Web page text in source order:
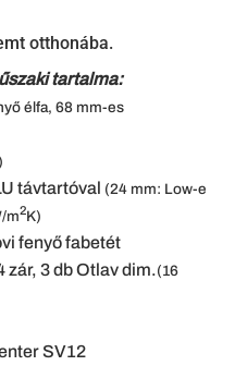
otthonába.
tartalma:
élfa, 68 mm-es
távtartóval (24 mm: Low-e
m2K)
fenyő fabetét
zár, 3 db Otlav dim.(16
SV12